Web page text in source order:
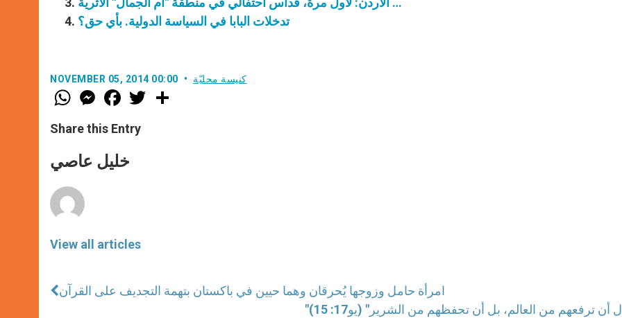
تدخلات البابا في السياسة الدولية. بأي حق؟
NOVEMBER 05, 2014 00:00 كنيسة محليّة
W
h
t
s
p
p
M
e
s
e
g
e
F
a
e
b
o
k
w
Share this Entry
خليل عاصي
View all articles
امرأة حامل وزوجها يُحرقان وهما حيين في باكستان بتهمة التجديف على القرآن
أن ترفعهم من العالم، بل أن تحفظهم من الشرير" (يو17: 15)